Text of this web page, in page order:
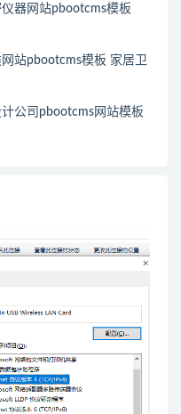
器网站pbootcms模板
站pbootcms模板 家居卫
公司pbootcms网站模板